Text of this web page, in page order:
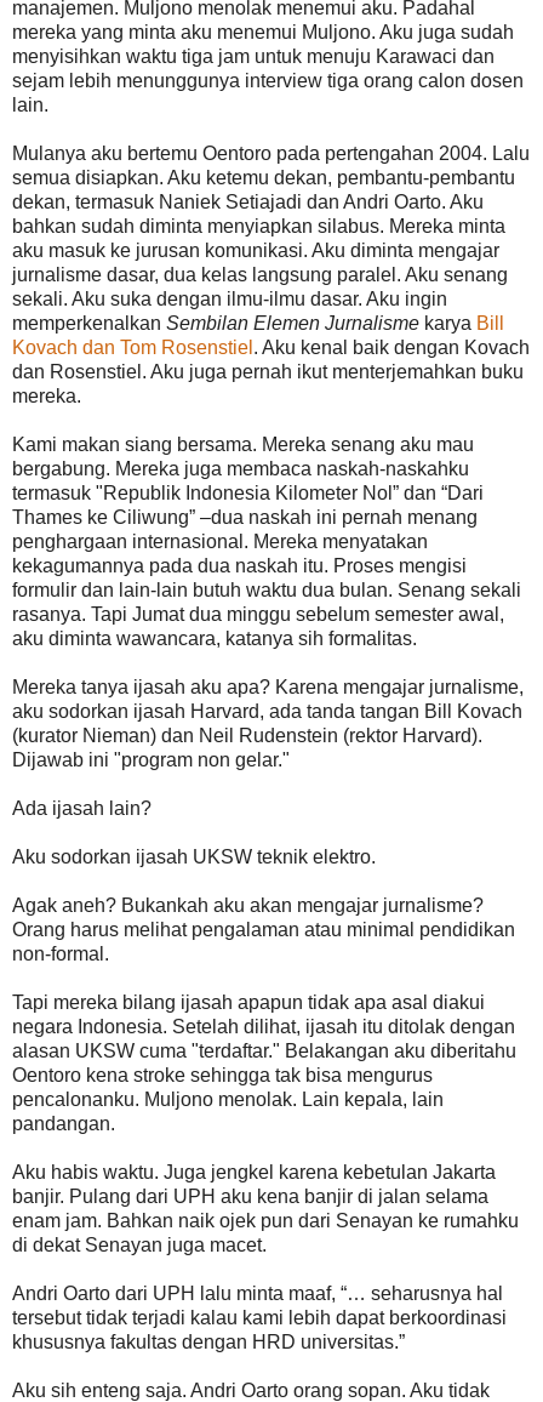
manajemen. Muljono menolak menemui aku. Padahal
mereka yang minta aku menemui Muljono. Aku juga sudah
menyisihkan waktu tiga jam untuk menuju Karawaci dan
sejam lebih menunggunya interview tiga orang calon dosen
lain.
Mulanya aku bertemu Oentoro pada pertengahan 2004. Lalu
semua disiapkan. Aku ketemu dekan, pembantu-pembantu
dekan, termasuk Naniek Setiajadi dan Andri Oarto. Aku
bahkan sudah diminta menyiapkan silabus. Mereka minta
aku masuk ke jurusan komunikasi. Aku diminta mengajar
jurnalisme dasar, dua kelas langsung paralel. Aku senang
sekali. Aku suka dengan ilmu-ilmu dasar. Aku ingin
memperkenalkan Sembilan Elemen Jurnalisme karya Bill
Kovach dan Tom Rosenstiel . Aku kenal baik dengan Kovach
dan Rosenstiel. Aku juga pernah ikut menterjemahkan buku
mereka.
Kami makan siang bersama. Mereka senang aku mau
bergabung. Mereka juga membaca naskah-naskahku
termasuk "Republik Indonesia Kilometer Nol” dan “Dari
Thames ke Ciliwung” –dua naskah ini pernah menang
penghargaan internasional. Mereka menyatakan
kekagumannya pada dua naskah itu. Proses mengisi
formulir dan lain-lain butuh waktu dua bulan. Senang sekali
rasanya. Tapi Jumat dua minggu sebelum semester awal,
aku diminta wawancara, katanya sih formalitas.
Mereka tanya ijasah aku apa? Karena mengajar jurnalisme,
aku sodorkan ijasah Harvard, ada tanda tangan Bill Kovach
(kurator Nieman) dan Neil Rudenstein (rektor Harvard).
Dijawab ini "program non gelar."
Ada ijasah lain?
Aku sodorkan ijasah UKSW teknik elektro.
Agak aneh? Bukankah aku akan mengajar jurnalisme?
Orang harus melihat pengalaman atau minimal pendidikan
non-formal.
Tapi mereka bilang ijasah apapun tidak apa asal diakui
negara Indonesia. Setelah dilihat, ijasah itu ditolak dengan
alasan UKSW cuma "terdaftar." Belakangan aku diberitahu
Oentoro kena stroke sehingga tak bisa mengurus
pencalonanku. Muljono menolak. Lain kepala, lain
pandangan.
Aku habis waktu. Juga jengkel karena kebetulan Jakarta
banjir. Pulang dari UPH aku kena banjir di jalan selama
enam jam. Bahkan naik ojek pun dari Senayan ke rumahku
di dekat Senayan juga macet.
Andri Oarto dari UPH lalu minta maaf, “… seharusnya hal
tersebut tidak terjadi kalau kami lebih dapat berkoordinasi
khususnya fakultas dengan HRD universitas.”
Aku sih enteng saja. Andri Oarto orang sopan. Aku tidak